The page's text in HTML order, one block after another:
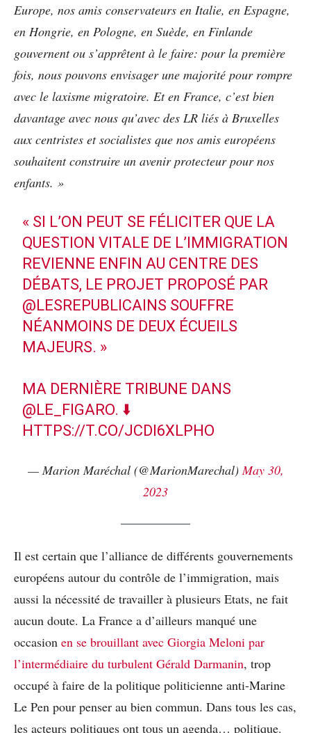
Europe, nos amis conservateurs en Italie, en Espagne,
en Hongrie, en Pologne, en Suède, en Finlande
gouvernent ou s’apprêtent à le faire: pour la première
fois, nous pouvons envisager une majorité pour rompre
avec le laxisme migratoire. Et en France, c’est bien
davantage avec nous qu’avec des LR liés à Bruxelles
aux centristes et socialistes que nos amis européens
souhaitent construire un avenir protecteur pour nos
enfants. »
« SI L’ON PEUT SE FÉLICITER QUE LA
QUESTION VITALE DE L’IMMIGRATION
REVIENNE ENFIN AU CENTRE DES
DÉBATS, LE PROJET PROPOSÉ PAR
@LESREPUBLICAINS SOUFFRE
NÉANMOINS DE DEUX ÉCUEILS
MAJEURS. »
MA DERNIÈRE TRIBUNE DANS
@LE_FIGARO. ⬇️
HTTPS://T.CO/JCDI6XLPHO
— Marion Maréchal (@MarionMarechal)May 30,
2023
Il est certain que l’alliance de différents gouvernements
européens autour du contrôle de l’immigration, mais
aussi la nécessité de travailler à plusieurs Etats, ne fait
aucun doute. La France a d’ailleurs manqué une
occasion en se brouillant avec Giorgia Meloni par
l’intermédiaire du turbulent Gérald Darmanin, trop
occupé à faire de la politique politicienne anti-Marine
Le Pen pour penser au bien commun. Dans tous les cas,
les acteurs politiques ont tous un agenda… politique.